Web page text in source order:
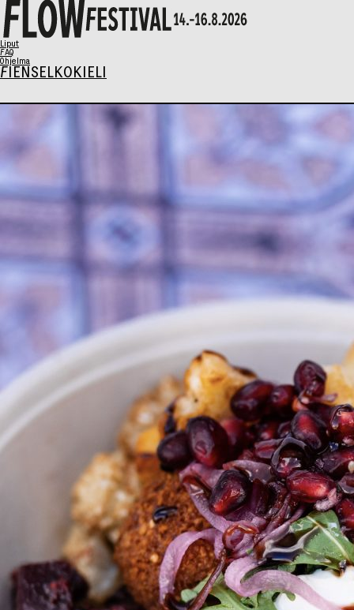
Liput
FAQ
Ohjelma
FI ENSELKOKIELI
Ohjelma
Syö & Juo
Esteettömyys
Rannekkeenvaihto
Kartta & festivaalialue
Saapuminen
Helsinki-opas
Flow Festival App
Nordea Platinum Area
Private Bazaar
Kumppaniaktivoinnit
Flow Festival
Meistä
Sustainable Flow
Yhteystiedot